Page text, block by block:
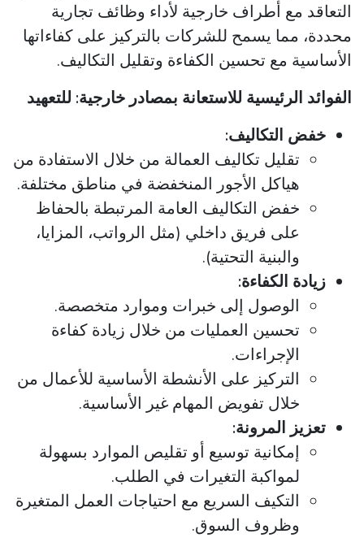
التعاقد مع أطراف خارجية لأداء وظائف تجارية
محددة، مما يسمح للشركات بالتركيز على كفاءاتها
الأساسية مع تحسين الكفاءة وتقليل التكاليف.
الفوائد الرئيسية للاستعانة بمصادر خارجية: للتعهيد
خفض التكاليف:​
تقليل تكاليف العمالة من خلال الاستفادة من
هياكل الأجور المنخفضة في مناطق مختلفة.
خفض التكاليف العامة المرتبطة بالحفاظ
على فريق داخلي (مثل الرواتب، المزايا،
والبنية التحتية).
زيادة الكفاءة: ​
الوصول إلى خبرات وموارد متخصصة.
تحسين العمليات من خلال زيادة كفاءة
الإجراءات.
التركيز على الأنشطة الأساسية للأعمال من
خلال تفويض المهام غير الأساسية.
تعزيز المرونة:
إمكانية توسيع أو تقليص الموارد بسهولة
لمواكبة التغيرات في الطلب.
التكيف السريع مع احتياجات العمل المتغيرة
وظروف السوق. ​